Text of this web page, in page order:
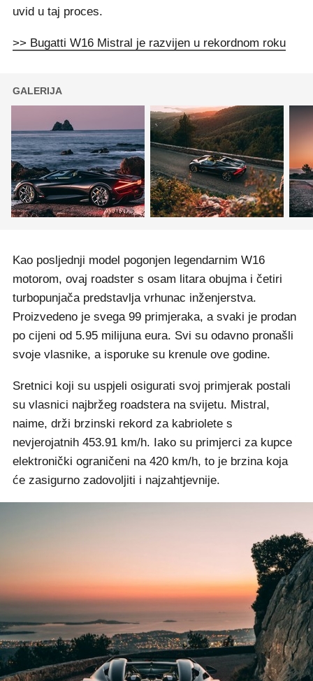
uvid u taj proces.
>> Bugatti W16 Mistral je razvijen u rekordnom roku
GALERIJA
Kao posljednji model pogonjen legendarnim W16
motorom, ovaj roadster s osam litara obujma i četiri
turbopunjača predstavlja vrhunac inženjerstva.
Proizvedeno je svega 99 primjeraka, a svaki je prodan
po cijeni od 5.95 milijuna eura. Svi su odavno pronašli
svoje vlasnike, a isporuke su krenule ove godine.
Sretnici koji su uspjeli osigurati svoj primjerak postali
su vlasnici najbržeg roadstera na svijetu. Mistral,
naime, drži brzinski rekord za kabriolete s
nevjerojatnih 453.91 km/h. Iako su primjerci za kupce
elektronički ograničeni na 420 km/h, to je brzina koja
će zasigurno zadovoljiti i najzahtjevnije.